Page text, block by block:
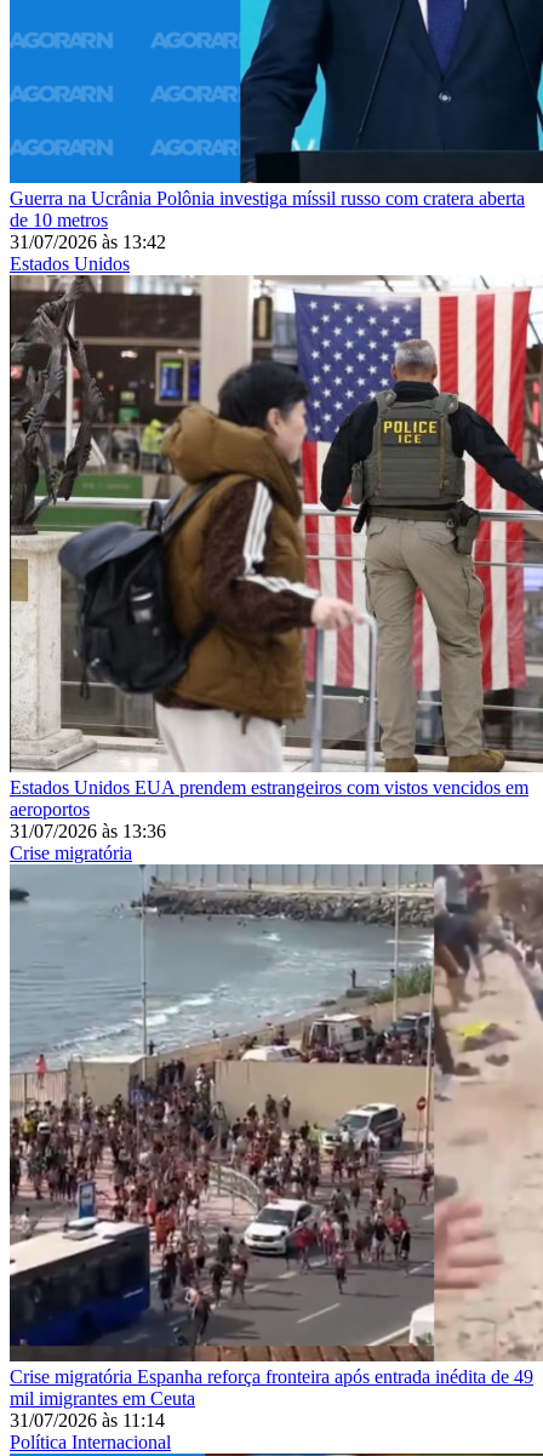
Guerra na Ucrânia Polônia investiga míssil russo com cratera aberta
de 10 metros
31/07/2026 às 13:42
Estados Unidos
Estados Unidos EUA prendem estrangeiros com vistos vencidos em
aeroportos
31/07/2026 às 13:36
Crise migratória
Crise migratória Espanha reforça fronteira após entrada inédita de 49
mil imigrantes em Ceuta
31/07/2026 às 11:14
Política Internacional